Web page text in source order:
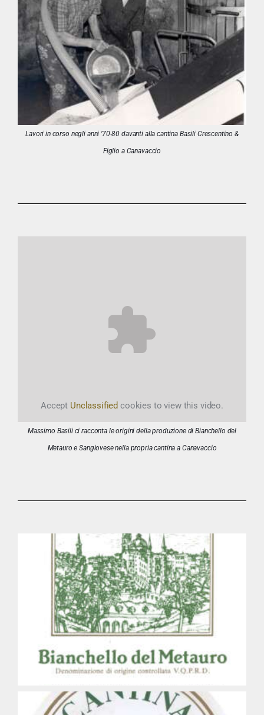
Lavori in corso negli anni ’70-80 davanti alla cantina Basili Crescentino &
Figlio a Canavaccio
Accept Unclassified cookies to view this video.
Massimo Basili ci racconta le origini della produzione di Bianchello del
Metauro e Sangiovese nella propria cantina a Canavaccio